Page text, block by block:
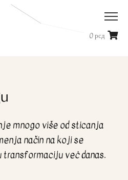
0рсд
mnogo više od sticanja
način na koji se
veċ danas.